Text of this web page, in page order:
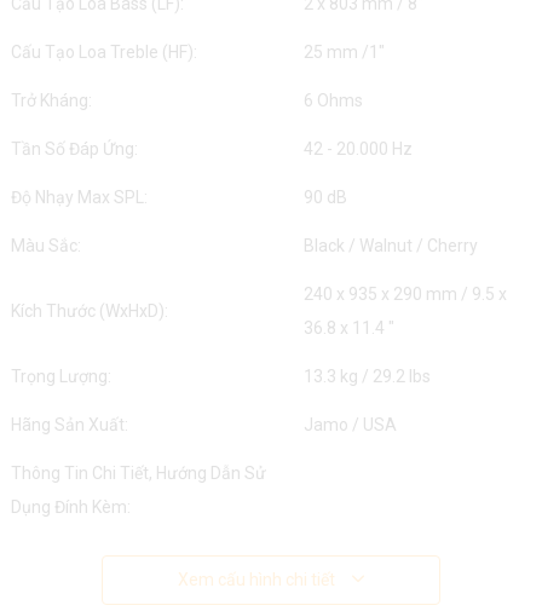
Cấu Tạo Loa Treble (HF): 25 mm /1"
Trở Kháng: 6 Ohms
Tần Số Đáp Ứng: 42 - 20.000 Hz
Độ Nhạy Max SPL: 90 dB
Màu Sắc: Black / Walnut / Cherry
Kích Thước (WxHxD):
240 x 935 x 290 mm / 9.5 x
36.8 x 11.4 "
Trọng Lượng: 13.3 kg / 29.2 lbs
Hãng Sản Xuất: Jamo / USA
Thông Tin Chi Tiết, Hướng Dẫn Sử
Dụng Đính Kèm:
Xem cấu hình chi tiết